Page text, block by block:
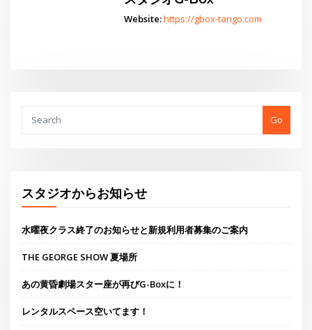
スタジオからお知らせ